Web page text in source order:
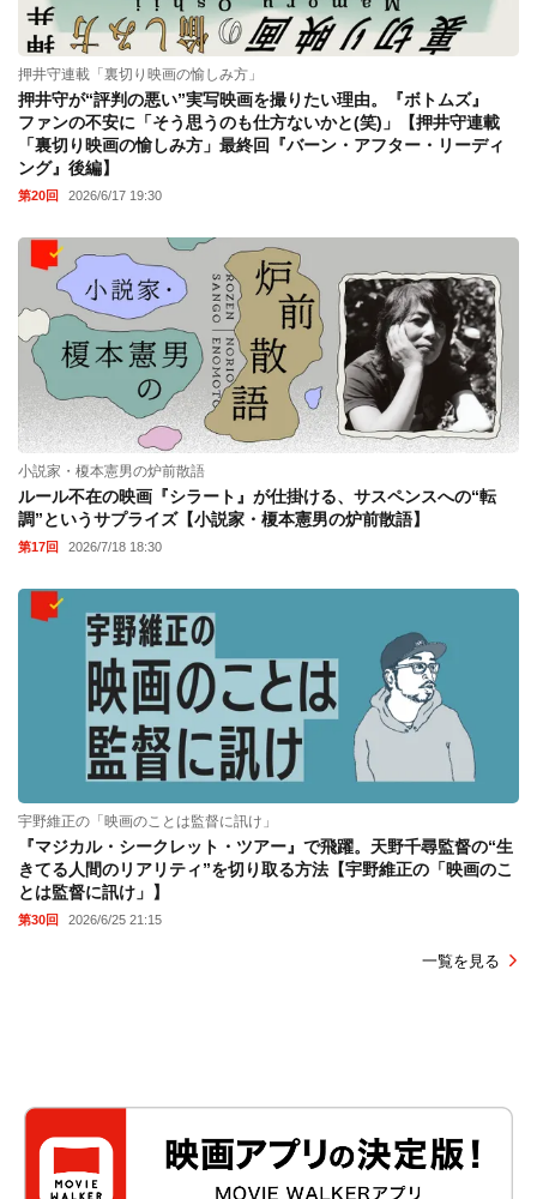
押井守連載「裏切り映画の愉しみ方」
押井守が“評判の悪い”実写映画を撮りたい理由。『ボトムズ』
ファンの不安に「そう思うのも仕方ないかと(笑)」【押井守連載
「裏切り映画の愉しみ方」最終回『バーン・アフター・リーディ
ング』後編】
第20回 2026/6/17 19:30
小説家・榎本憲男の炉前散語
ルール不在の映画『シラート』が仕掛ける、サスペンスへの“転
調”というサプライズ【小説家・榎本憲男の炉前散語】
第17回 2026/7/18 18:30
宇野維正の「映画のことは監督に訊け」
『マジカル・シークレット・ツアー』で飛躍。天野千尋監督の“生
きてる人間のリアリティ”を切り取る方法【宇野維正の「映画のこ
とは監督に訊け」】
第30回 2026/6/25 21:15
一覧を見る